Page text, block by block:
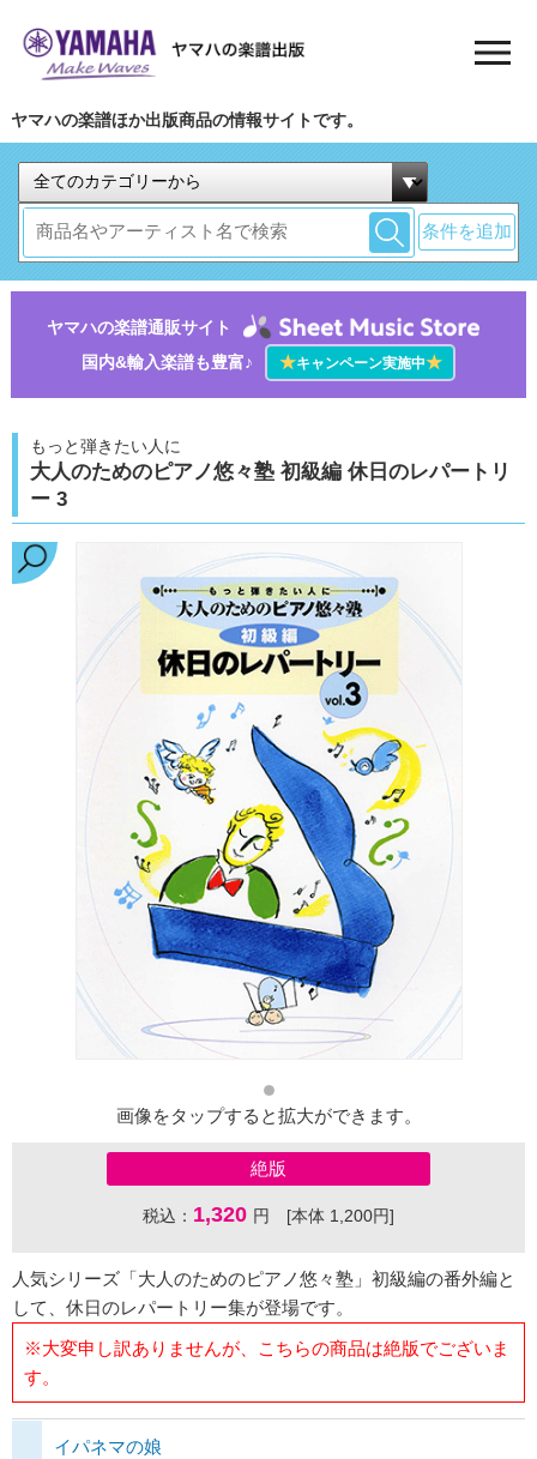
ヤマハの楽譜ほか出版商品の情報サイトです。
条件を追加
ヤマハの楽譜通販サイト
国内&輸入楽譜も豊富♪
★キャンペーン実施中★
もっと弾きたい人に
大人のためのピアノ悠々塾 初級編 休日のレパートリ
ー 3
画像をタップすると拡大ができます。
絶版
税込： 1,320 円 [本体 1,200円]
人気シリーズ「大人のためのピアノ悠々塾」初級編の番外編と
して、休日のレパートリー集が登場です。
※大変申し訳ありませんが、こちらの商品は絶版でございま
す。
イパネマの娘